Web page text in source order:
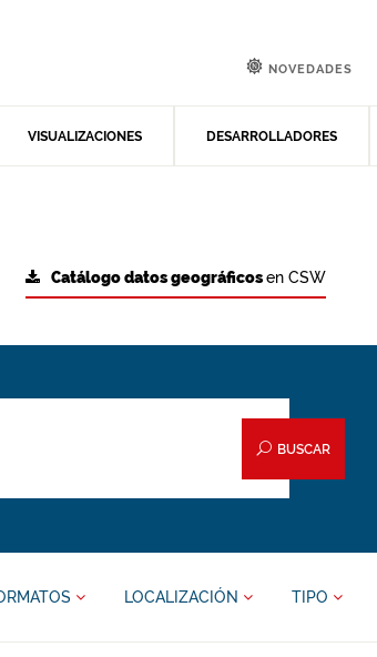
VISUALIZACIONES DESARROLLADORES
NOVEDADES
Catálogo datos geográficosen CSW
BUSCAR
LOCALIZACIÓN TIPO